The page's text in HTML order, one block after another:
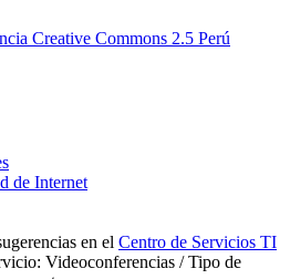
Creative Commons 2.5 Perú
de Internet
en el Centro de Servicios TI
Videoconferencias / Tipo de